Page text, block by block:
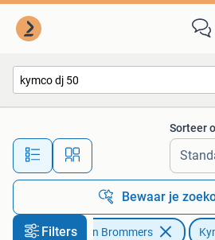
Alle afstanden…
Sorteer
Bewaar je
Filters
Fietsen en Brommers